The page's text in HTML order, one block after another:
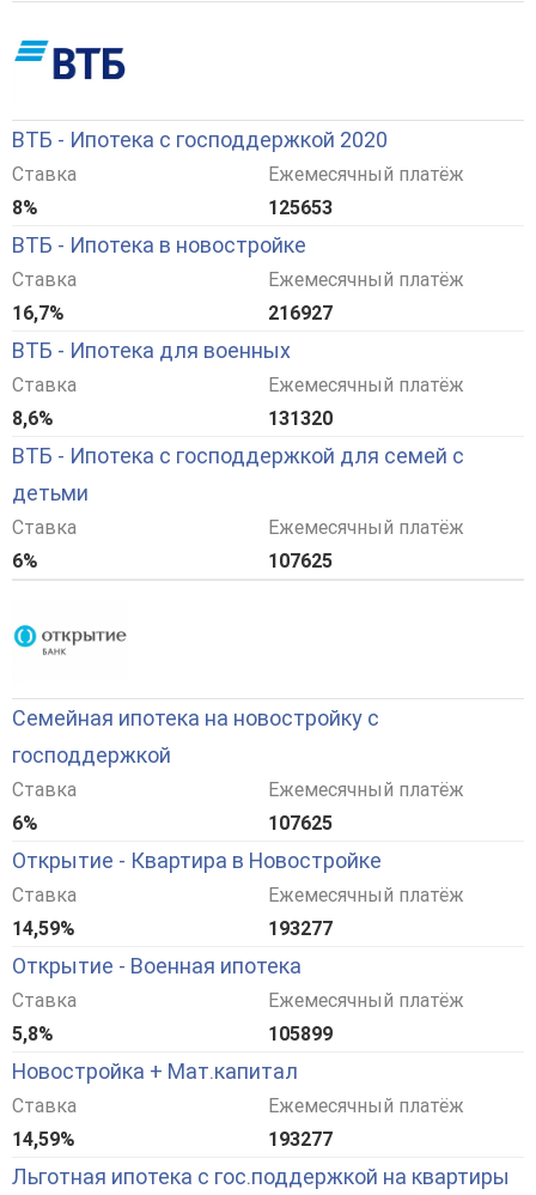
ВТБ - Ипотека с господдержкой 2020
Ставка
8%
Ежемесячный платёж
125653
ВТБ - Ипотека в новостройке
Ставка
16,7%
Ежемесячный платёж
216927
ВТБ - Ипотека для военных
Ставка
8,6%
Ежемесячный платёж
131320
ВТБ - Ипотека с господдержкой для семей с
детьми
Ставка
6%
Ежемесячный платёж
107625
Семейная ипотека на новостройку с
господдержкой
Ставка
6%
Ежемесячный платёж
107625
Открытие - Квартира в Новостройке
Ставка
14,59%
Ежемесячный платёж
193277
Открытие - Военная ипотека
Ставка
5,8%
Ежемесячный платёж
105899
Новостройка + Мат.капитал
Ставка
14,59%
Ежемесячный платёж
193277
Льготная ипотека с гос.поддержкой на квартиры